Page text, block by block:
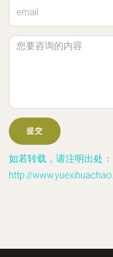
如若转载，请注明出处：
http://